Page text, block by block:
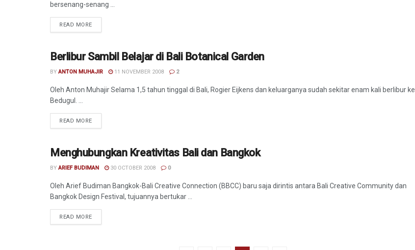
bersenang-senang ...
READ MORE
TRAVEL
Berlibur Sambil Belajar di Bali Botanical Garden
BY ANTON MUHAJIR 11 NOVEMBER 2008 2
Oleh Anton Muhajir Selama 1,5 tahun tinggal di Bali, Rogier Eijkens dan keluarganya sudah sekitar enam kali berlibur ke
Bedugul. ...
READ MORE
BUDAYA
Menghubungkan Kreativitas Bali dan Bangkok
BY ARIEF BUDIMAN 30 OCTOBER 2008 0
Oleh Arief Budiman Bangkok-Bali Creative Connection (BBCC) baru saja dirintis antara Bali Creative Community dan
Bangkok Design Festival, tujuannya bertukar ...
READ MORE